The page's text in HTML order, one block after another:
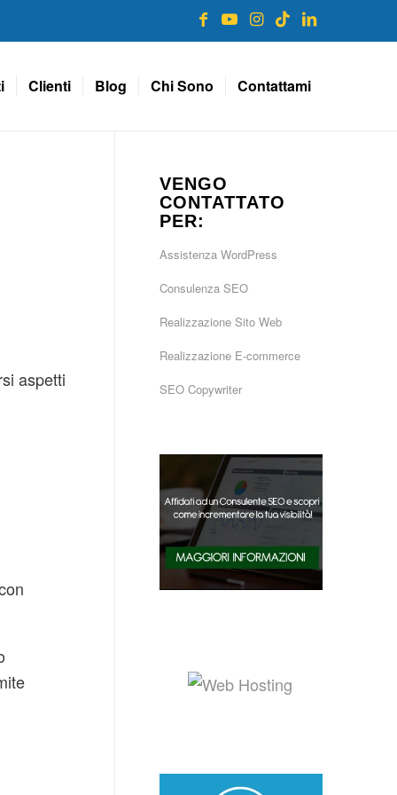
Clienti Blog Chi Sono Contattami
aspetti
VENGO
CONTATTATO
PER:
Assistenza WordPress
Consulenza SEO
Realizzazione Sito Web
Realizzazione E-commerce
SEO Copywriter